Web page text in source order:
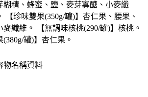
糊精、蜂蜜、鹽、麥芽寡醣、小麥纖
【珍味雙果(350g/罐)】杏仁果、腰果、
纖維。 【無調味核桃(290/罐)】核桃。
(380g/罐)】杏仁果。
物名稱資料